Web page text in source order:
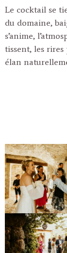
Le cocktail se
du domaine,
s’anime,
tissent, les
élan